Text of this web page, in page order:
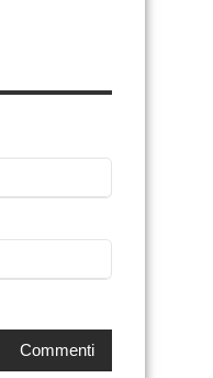
Commenti